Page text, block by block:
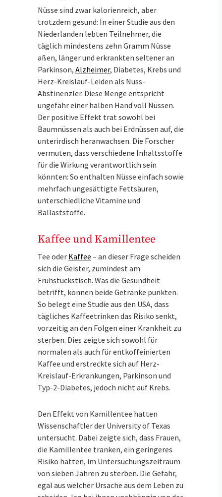
Nüsse sind zwar kalorienreich, aber
trotzdem gesund: In einer Studie aus den
Niederlanden lebten Teilnehmer, die
täglich mindestens zehn Gramm Nüsse
aßen, länger und erkrankten seltener an
Parkinson, Alzheimer, Diabetes, Krebs und
Herz-Kreislauf-Leiden als Nuss-
Abstinenzler. Diese Menge entspricht
ungefähr einer halben Hand voll Nüssen.
Der positive Effekt trat sowohl bei
Baumnüssen als auch bei Erdnüssen auf, die
unterirdisch heranwachsen. Die Forscher
vermuten, dass verschiedene Inhaltsstoffe
für die Wirkung verantwortlich sein
könnten: So enthalten Nüsse einfach sowie
mehrfach ungesättigte Fettsäuren,
unterschiedliche Vitamine und
Ballaststoffe.
Kaffee und Kamillentee
Tee oder Kaffee – an dieser Frage scheiden
sich die Geister, zumindest am
Frühstückstisch. Was die Gesundheit
betrifft, können beide Getränke punkten.
So belegt eine Studie aus den USA, dass
tägliches Kaffeetrinken das Risiko senkt,
vorzeitig an den Folgen einer Krankheit zu
sterben. Dies zeigte sich sowohl für
normalen als auch für entkoffeinierten
Kaffee und erstreckte sich auf Herz-
Kreislauf-Erkrankungen, Parkinson und
Typ-2-Diabetes, jedoch nicht auf Krebs.
Den Effekt von Kamillentee hatten
Wissenschaftler der University of Texas
untersucht. Dabei zeigte sich, dass Frauen,
die Kamillentee tranken, ein geringeres
Risiko hatten, im Untersuchungszeitraum
von sieben Jahren zu sterben. Die Gefahr,
egal aus welcher Ursache aus dem Leben zu